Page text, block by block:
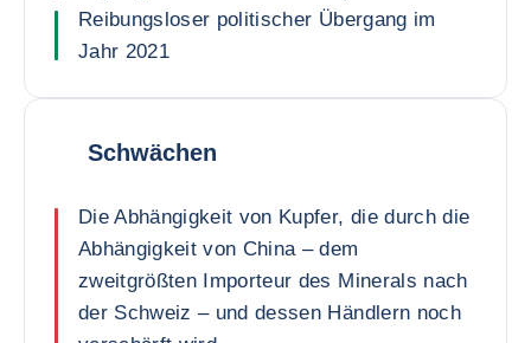
Reibungsloser politischer Übergang im
Jahr 2021
Schwächen
Die Abhängigkeit von Kupfer, die durch die
Abhängigkeit von China – dem
zweitgrößten Importeur des Minerals nach
der Schweiz – und dessen Händlern noch